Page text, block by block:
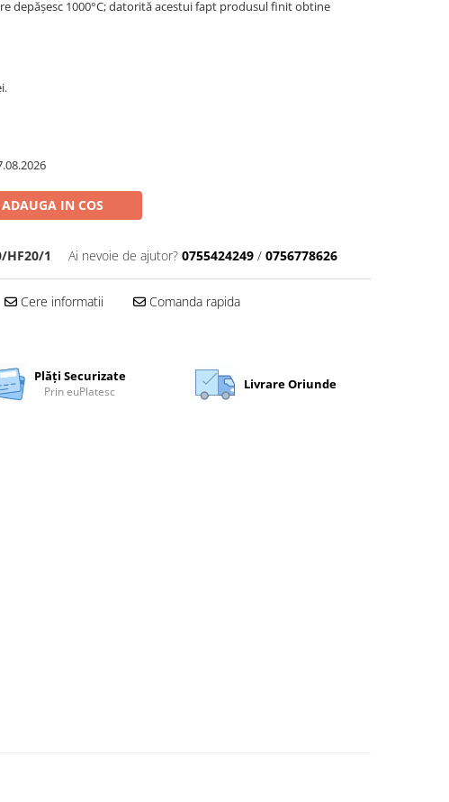
depășesc 1000°C; datorită acestui fapt produsul finit obtine
ADAUGA IN COS
HF20/1 Ai nevoie de ajutor? 0755424249 / 0756778626
Cere informatii Comanda rapida
Plăți Securizate
Prin euPlatesc Livrare Oriunde